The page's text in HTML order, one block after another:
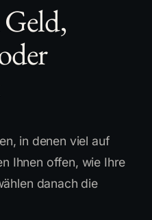
in denen viel auf
Ihnen offen, wie Ihre
danach die